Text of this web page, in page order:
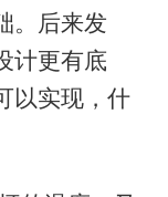
。后来发
计更有底
以实现，什